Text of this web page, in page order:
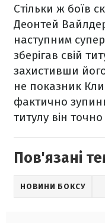
Стільки ж боїв
Деонтей
наступним
зберігав свій
захистивши
не показник
фактично
титулу він
Пов'язані
НОВИНИ БОКСУ